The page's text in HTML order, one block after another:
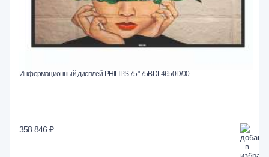
Информационный дисплей PHILIPS 75" 75BDL4650D/00
358 846 ₽